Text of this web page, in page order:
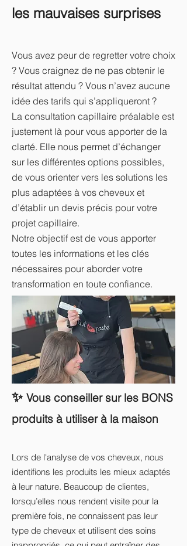
les mauvaises surprises
Vous avez peur de regretter votre choix
? Vous craignez de ne pas obtenir le
résultat attendu ? Vous n’avez aucune
idée des tarifs qui s’appliqueront ?
La consultation capillaire préalable est
justement là pour vous apporter de la
clarté. Elle nous permet d’échanger
sur les différentes options possibles,
de vous orienter vers les solutions les
plus adaptées à vos cheveux et
d’établir un devis précis pour votre
projet capillaire.
Notre objectif est de vous apporter
toutes les informations et les clés
nécessaires pour aborder votre
transformation en toute confiance.
✨ Vous conseiller sur les BONS
produits à utiliser à la maison
Lors de l'analyse de vos cheveux, nous
identifions les produits les mieux adaptés
à leur nature. Beaucoup de clientes,
lorsqu’elles nous rendent visite pour la
première fois, ne connaissent pas leur
type de cheveux et utilisent des soins